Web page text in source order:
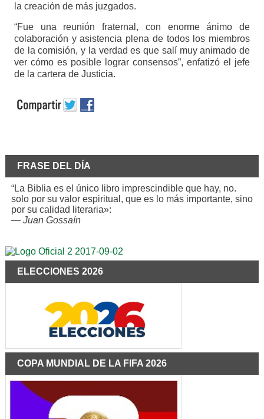
la creación de más juzgados.
“Fue una reunión fraternal, con enorme ánimo de
colaboración y asistencia plena de todos los miembros
de la comisión, y la verdad es que salí muy animado de
ver cómo es posible lograr consensos”, enfatizó el jefe
de la cartera de Justicia.
FRASE DEL DÍA
“La Biblia es el único libro imprescindible que hay, no.
solo por su valor espiritual, que es lo más importante, sino
por su calidad literaria»:
— Juan Gossaín
ELECCIONES 2026
COPA MUNDIAL DE LA FIFA 2026